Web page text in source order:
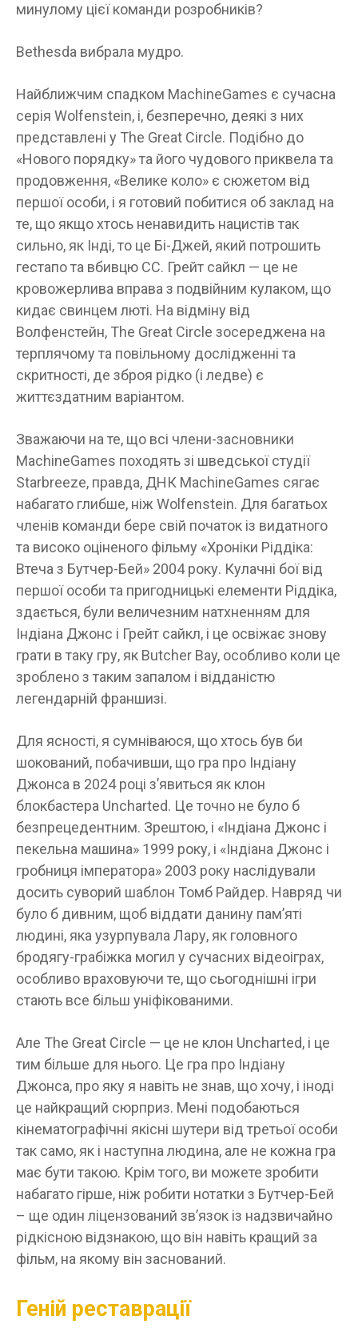
минулому цієї команди розробників?
Bethesda вибрала мудро.
Найближчим спадком MachineGames є сучасна
серія Wolfenstein, і, безперечно, деякі з них
представлені у The Great Circle. Подібно до
«Нового порядку» та його чудового приквела та
продовження, «Велике коло» є сюжетом від
першої особи, і я готовий побитися об заклад на
те, що якщо хтось ненавидить нацистів так
сильно, як Інді, то це Бі-Джей, який потрошить
гестапо та вбивцю СС. Грейт сайкл — це не
кровожерлива вправа з подвійним кулаком, що
кидає свинцем люті. На відміну від
Волфенстейн, The Great Circle зосереджена на
терплячому та повільному дослідженні та
скритності, де зброя рідко (і ледве) є
життєздатним варіантом.
Зважаючи на те, що всі члени-засновники
MachineGames походять зі шведської студії
Starbreeze, правда, ДНК MachineGames сягає
набагато глибше, ніж Wolfenstein. Для багатьох
членів команди бере свій початок із видатного
та високо оціненого фільму «Хроніки Ріддіка:
Втеча з Бутчер-Бей» 2004 року. Кулачні бої від
першої особи та пригодницькі елементи Ріддіка,
здається, були величезним натхненням для
Індіана Джонс і Грейт сайкл, і це освіжає знову
грати в таку гру, як Butcher Bay, особливо коли це
зроблено з таким запалом і відданістю
легендарній франшизі.
Для ясності, я сумніваюся, що хтось був би
шокований, побачивши, що гра про Індіану
Джонса в 2024 році з’явиться як клон
блокбастера Uncharted. Це точно не було б
безпрецедентним. Зрештою, і «Індіана Джонс і
пекельна машина» 1999 року, і «Індіана Джонс і
гробниця імператора» 2003 року наслідували
досить суворий шаблон Томб Райдер. Навряд чи
було б дивним, щоб віддати данину пам’яті
людині, яка узурпувала Лару, як головного
бродягу-грабіжка могил у сучасних відеоіграх,
особливо враховуючи те, що сьогоднішні ігри
стають все більш уніфікованими.
Але The Great Circle — це не клон Uncharted, і це
тим більше для нього. Це гра про Індіану
Джонса, про яку я навіть не знав, що хочу, і іноді
це найкращий сюрприз. Мені подобаються
кінематографічні якісні шутери від третьої особи
так само, як і наступна людина, але не кожна гра
має бути такою. Крім того, ви можете зробити
набагато гірше, ніж робити нотатки з Бутчер-Бей
– ще один ліцензований зв’язок із надзвичайно
рідкісною відзнакою, що він навіть кращий за
фільм, на якому він заснований.
Геній реставрації